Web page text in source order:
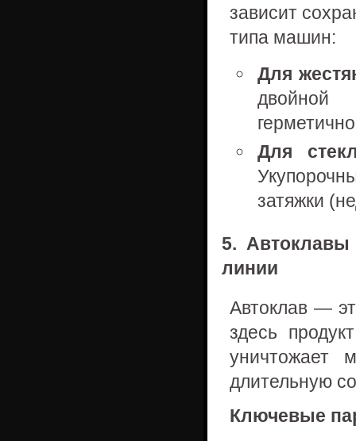
зависит
типа машин:
Для
Для
затяжки
5. Автоклавы
линии
Автоклав —
здесь
уничтожает
длительную
Ключевые